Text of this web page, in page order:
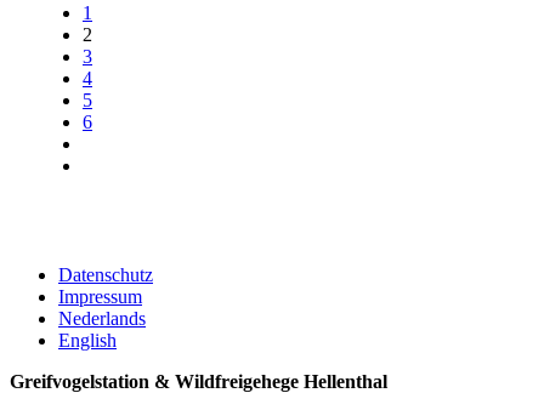
1
2
3
4
5
6
Datenschutz
Impressum
Nederlands
English
Greifvogelstation & Wildfreigehege Hellenthal